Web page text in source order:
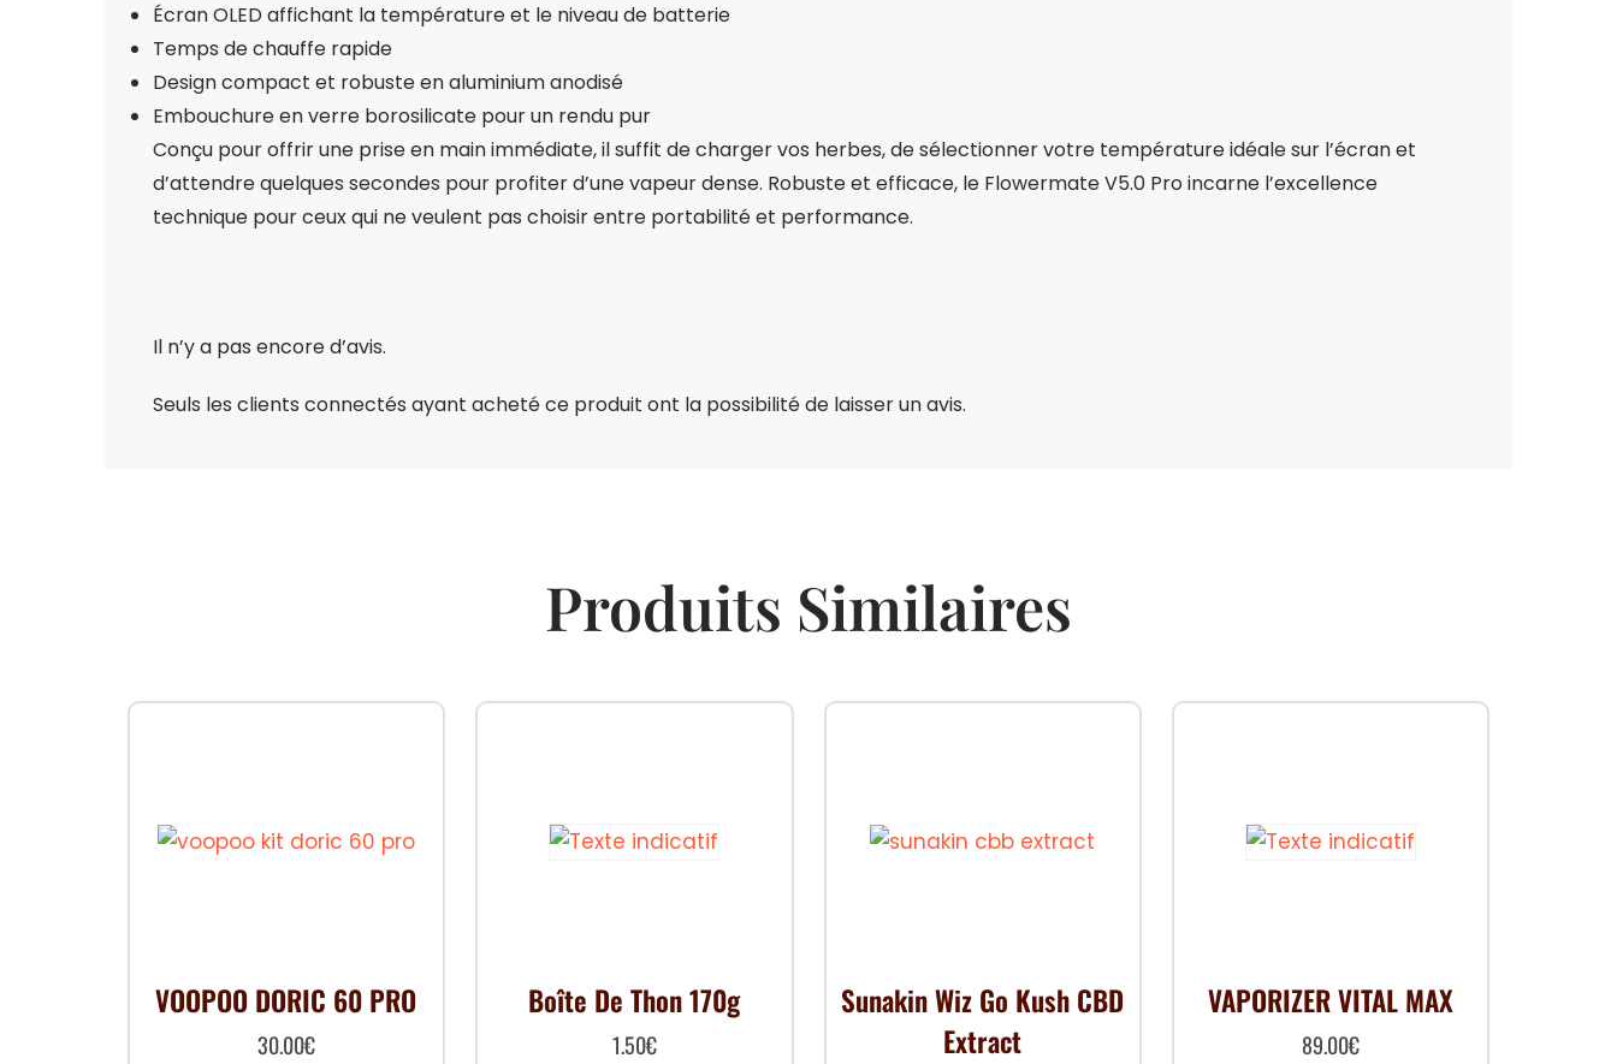
Écran OLED affichant la température et le niveau de batterie
Temps de chauffe rapide
Design compact et robuste en aluminium anodisé
Embouchure en verre borosilicate pour un rendu pur
Conçu pour offrir une prise en main immédiate, il suffit de charger vos herbes, de sélectionner votre température idéale sur l’écran et
d’attendre quelques secondes pour profiter d’une vapeur dense. Robuste et efficace, le Flowermate V5.0 Pro incarne l’excellence
technique pour ceux qui ne veulent pas choisir entre portabilité et performance.
Il n’y a pas encore d’avis.
Seuls les clients connectés ayant acheté ce produit ont la possibilité de laisser un avis.
Produits Similaires
VOOPOO DORIC 60 PRO
30.00€
Boîte De Thon 170g
1.50€
Sunakin Wiz Go Kush CBD
Extract
VAPORIZER VITAL MAX
89.00€